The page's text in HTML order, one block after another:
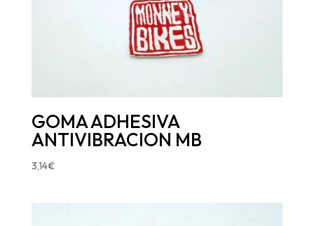
GOMA ADHESIVA
ANTIVIBRACION MB
3,14€